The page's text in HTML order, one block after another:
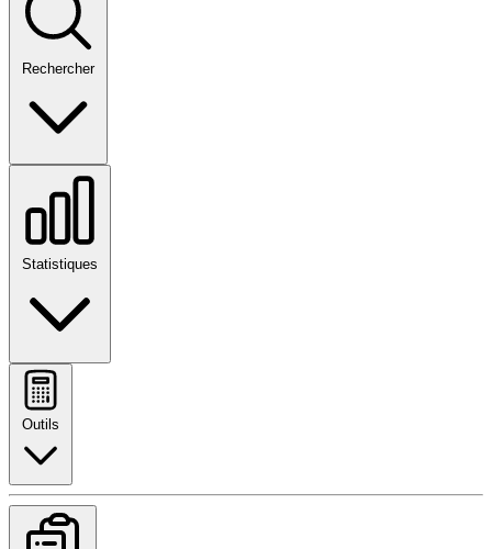
Rechercher
Statistiques
Outils